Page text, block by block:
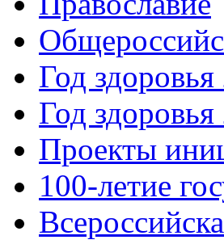
Год
Год
Проекты
100-летие